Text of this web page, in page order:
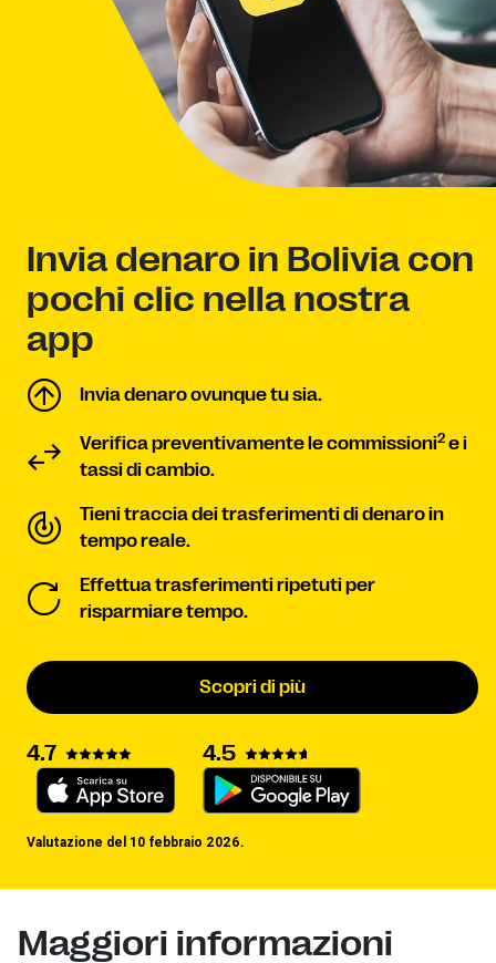
Invia denaro in Bolivia con
pochi clic nella nostra
app
Invia denaro ovunque tu sia.
Verifica preventivamente le commissioni2 e i
tassi di cambio.
Tieni traccia dei trasferimenti di denaro in
tempo reale.
Effettua trasferimenti ripetuti per
risparmiare tempo.
Scopri di più
4.7 4.5
Valutazione del 10 febbraio 2026.
Maggiori informazioni